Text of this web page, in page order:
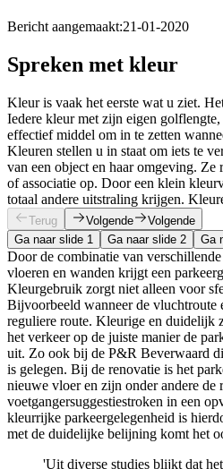
Bericht aangemaakt:21-01-2020
Spreken met kleur
Kleur is vaak het eerste wat u ziet.
Iedere kleur met zijn eigen
effectief middel om in te zetten
Kleuren stellen u in staat om iets te
van een object en haar omgeving. Ze
of associatie op. Door een klein
totaal andere uitstraling krijgen.
Terug Volgende
Volgende
Ga naar slide 1
Ga naar slide 2 Ga
Door de combinatie van
vloeren en wanden krijgt een
Kleurgebruik zorgt niet alleen voor
Bijvoorbeeld wanneer de vluchtroute
reguliere route. Kleurige en duidelijk
het verkeer op de juiste manier de
uit. Zo ook bij de P&R Beverwaard
is gelegen. Bij de renovatie is het
nieuwe vloer en zijn onder andere de
voetgangersuggestiestroken in een
kleurrijke parkeergelegenheid is
met de duidelijke belijning komt het
'Uit diverse studies blijkt dat